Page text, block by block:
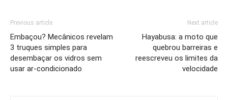
Previous article
Embaçou? Mecânicos revelam
3 truques simples para
desembaçar os vidros sem
usar ar-condicionado
Next article
Hayabusa: a moto que
quebrou barreiras e
reescreveu os limites da
velocidade